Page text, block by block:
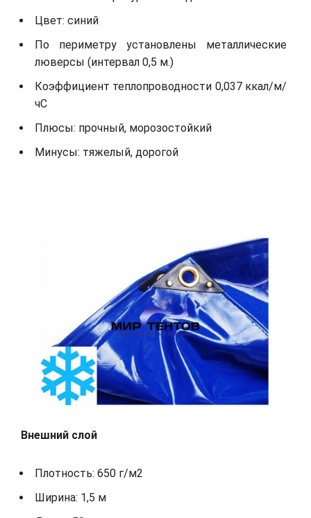
Цвет: синий
По периметру установлены металлические
люверсы (интервал 0,5 м.)
Коэффициент теплопроводности 0,037 ккал/м/
чС
Плюсы: прочный, морозостойкий
Минусы: тяжелый, дорогой
Внешний слой
Плотность: 650 г/м2
Ширина: 1,5 м